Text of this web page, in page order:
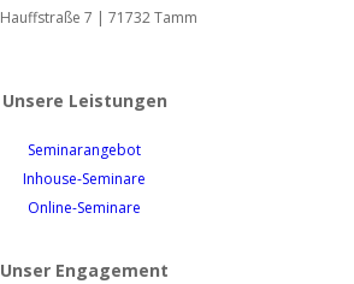
Hauffstraße 7 | 71732 Tamm
Unsere Leistungen
Seminarangebot
Inhouse-Seminare
Online-Seminare
Unser Engagement